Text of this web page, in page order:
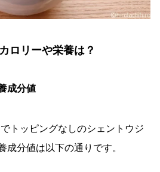
ロリーや栄養は？
成分値
トッピングなしのシェントウジ
成分値は以下の通りです。